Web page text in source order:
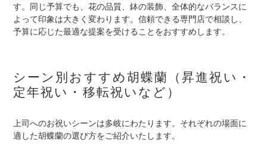
す。同じ予算でも、花の品質、鉢の装飾、全体的なバランスに
よって印象は大きく変わります。信頼できる専門店で相談し、
予算に応じた最適な提案を受けることをおすすめします。
シーン別おすすめ胡蝶蘭（昇進祝い・
定年祝い・移転祝いなど）
上司へのお祝いシーンは多岐にわたります。それぞれの場面に
適した胡蝶蘭の選び方をご紹介いたします。